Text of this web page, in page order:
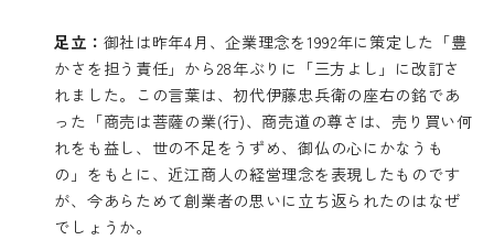
足立： 御社は昨年4月、企業理念を1992年に策定した「豊
かさを担う責任」から28年ぶりに「三方よし」に改訂さ
れました。この言葉は、初代伊藤忠兵衛の座右の銘であ
った「商売は菩薩の業(行)、商売道の尊さは、売り買い何
れをも益し、世の不足をうずめ、御仏の心にかなうも
の」をもとに、近江商人の経営理念を表現したものです
が、今あらためて創業者の思いに立ち返られたのはなぜ
でしょうか。